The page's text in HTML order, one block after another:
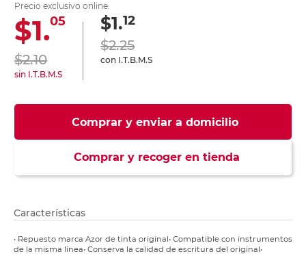
Precio exclusivo online:
$1.05
$2.10
sin I.T.B.M.S
$1.12
$2.25
con I.T.B.M.S
Comprar y enviar a domicilio
Comprar y recoger en tienda
Características
• Repuesto marca Azor de tinta original• Compatible con instrumentos
de la misma línea• Conserva la calidad de escritura del original•